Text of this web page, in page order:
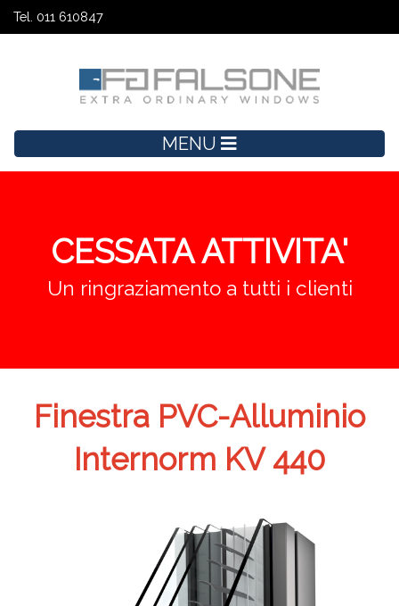
Tel. 011 610847
MENU
CESSATA ATTIVITA'
Un ringraziamento a tutti i clienti
Finestra PVC-Alluminio
Internorm KV 440